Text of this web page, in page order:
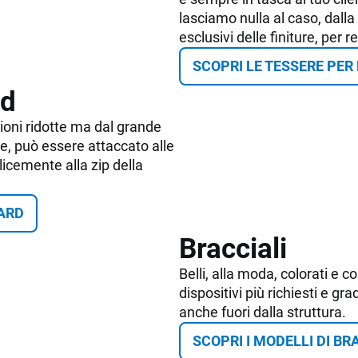
lasciamo nulla al caso,
esclusivi delle finiture, per
SCOPRI LE TESSERE
ridotte ma dal grande
può essere attaccato alle
alla zip della
Bracciali
Belli, alla moda, colorati e
dispositivi più richiesti e
anche fuori dalla struttura.
SCOPRI I MODELLI DI